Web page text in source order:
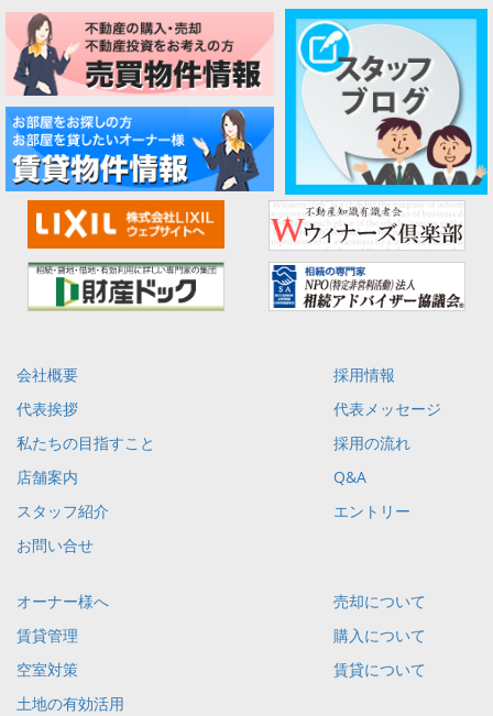
会社概要
代表挨拶
私たちの目指すこと
店舗案内
スタッフ紹介
お問い合せ
採用情報
代表メッセージ
採用の流れ
Q&A
エントリー
オーナー様へ
賃貸管理
空室対策
土地の有効活用
売却について
購入について
賃貸について